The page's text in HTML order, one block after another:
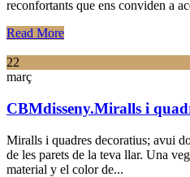
reconfortants que ens conviden a
Read More
22
març
CBMdisseny.Miralls i
Miralls i quadres decoratius; avui
de les parets de la teva llar. Una
material y el color de...